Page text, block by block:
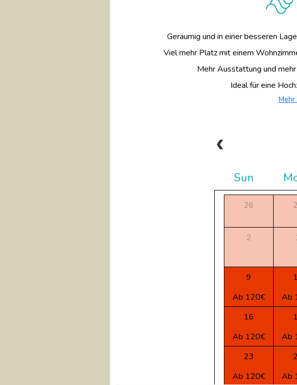
Geräumig und in einer besseren
Viel mehr Platz mit einem
Mehr Ausstattung und
Ideal für eine
Mehr
Sun
26
2
9
Ab 120€
Ab
16
Ab 120€
Ab
23
Ab 120€
Ab